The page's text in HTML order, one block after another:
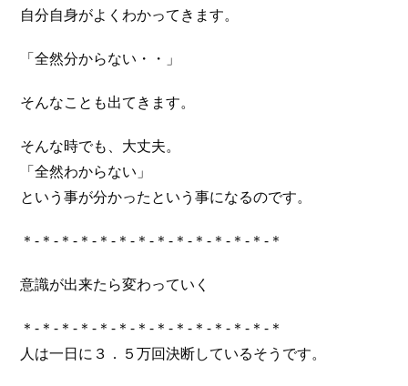
自分自身がよくわかってきます。
「全然分からない・・」
そんなことも出てきます。
そんな時でも、大丈夫。
「全然わからない」
という事が分かったという事になるのです。
＊-＊-＊-＊-＊-＊-＊-＊-＊-＊-＊-＊-＊-＊
意識が出来たら変わっていく
＊-＊-＊-＊-＊-＊-＊-＊-＊-＊-＊-＊-＊-＊
人は一日に３．５万回決断しているそうです。